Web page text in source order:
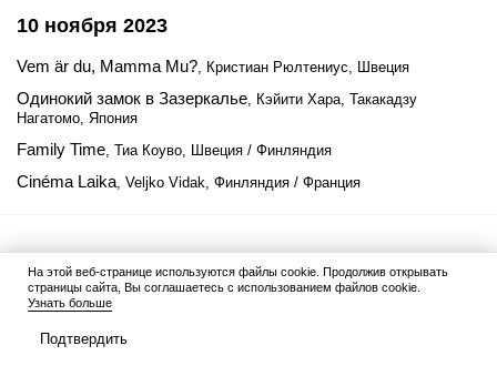
10 ноября 2023
Vem är du, Mamma Mu?, Кристиан Рюлтениус, Швеция
Одинокий замок в Зазеркалье, Кэйити Хара, Такакадзу
Нагатомо, Япония
Family Time, Тиа Коуво, Швеция / Финляндия
Cinéma Laika, Veljko Vidak, Финляндия / Франция
12 ноября 2023
Тигр 3, Маниш Шарма, Индия
На этой веб-странице используются файлы cookie. Продолжив открывать
страницы сайта, Вы соглашаетесь с использованием файлов cookie.
Узнать больше
Подтвердить